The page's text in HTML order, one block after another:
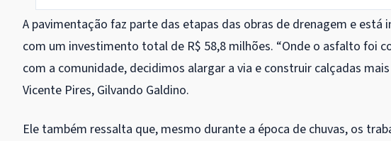
A pavimentação faz parte das etapas das obras de drenagem e
com um investimento total de R$ 58,8 milhões. “Onde o asfalto foi
com a comunidade, decidimos alargar a via e construir calçadas
Vicente Pires, Gilvando Galdino.
Ele também ressalta que, mesmo durante a época de chuvas, os